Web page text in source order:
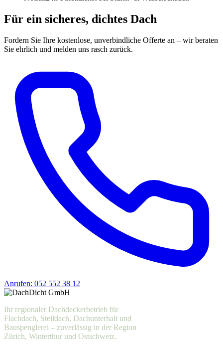
Für ein sicheres, dichtes Dach
Fordern Sie Ihre kostenlose, unverbindliche Offerte an – wir beraten
Sie ehrlich und melden uns rasch zurück.
Anrufen: 052 552 38 12
Ihr regionaler Dachdeckerbetrieb für
Flachdach, Steildach, Dachunterhalt und
Bauspenglerei – zuverlässig in der Region
Zürich, Winterthur und Ostschweiz.